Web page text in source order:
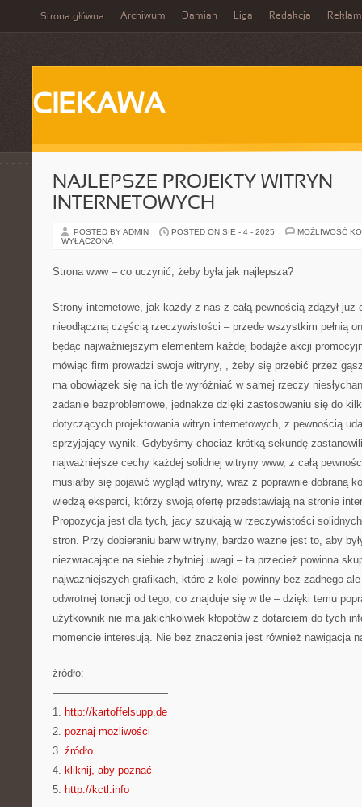
Strona główna Archiwum Damian Liga Redakcja
CIEKAWA
NAJLEPSZE PROJEKTY WITRYN
INTERNETOWYCH
POSTED BY ADMIN POSTED ON SIE - 4 - 2025
MOŻLIWOŚĆ
WYŁĄCZONA
Strona www – co uczynić, żeby była jak najlepsza?
Strony internetowe, jak każdy z nas z całą pewnością zdążył już
nieodłączną częścią rzeczywistości – przede wszystkim pełnią
będąc najważniejszym elementem każdej bodajże akcji
mówiąc firm prowadzi swoje witryny, , żeby się przebić przez
ma obowiązek się na ich tle wyróżniać w samej rzeczy
zadanie bezproblemowe, jednakże dzięki zastosowaniu się do
dotyczących projektowania witryn internetowych, z pewnością
sprzyjający wynik. Gdybyśmy chociaż krótką sekundę
najważniejsze cechy każdej solidnej witryny www, z całą
musiałby się pojawić wygląd witryny, wraz z poprawnie dobraną
wiedzą eksperci, którzy swoją ofertę przedstawiają na stronie
Propozycja jest dla tych, jacy szukają w rzeczywistości
stron. Przy dobieraniu barw witryny, bardzo ważne jest to, aby
niezwracające na siebie zbytniej uwagi – ta przecież powinna
najważniejszych grafikach, które z kolei powinny bez żadnego
odwrotnej tonacji od tego, co znajduje się w tle – dzięki temu
użytkownik nie ma jakichkolwiek kłopotów z dotarciem do tych
momencie interesują. Nie bez znaczenia jest również nawigacja
źródło:
———————————
1. http://kartoffelsupp.de
2. poznaj możliwości
3. źródło
4. kliknij, aby poznać
5. http://kctl.info